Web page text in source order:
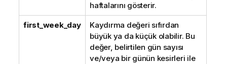
haftalarını gösterir.
first_week_day
Kaydırma değeri sıfırdan
büyük ya da küçük olabilir. Bu
değer, belirtilen gün sayısı
ve/veya bir günün kesirleri ile